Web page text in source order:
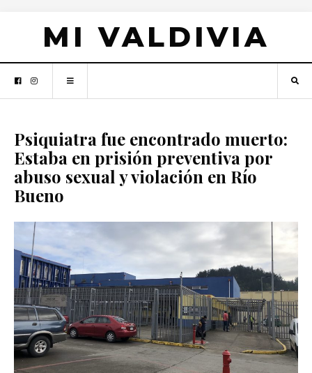
MI VALDIVIA
Psiquiatra fue encontrado muerto:
Estaba en prisión preventiva por
abuso sexual y violación en Río
Bueno